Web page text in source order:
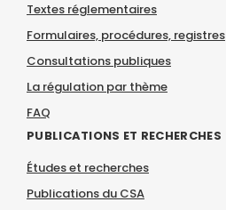
Textes réglementaires
Formulaires, procédures, registres
Consultations publiques
La régulation par thème
FAQ
PUBLICATIONS ET RECHERCHES
Études et recherches
Publications du CSA